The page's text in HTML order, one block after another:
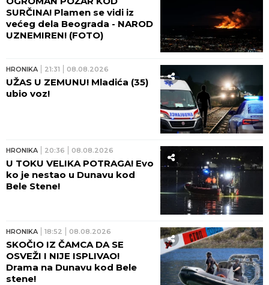
SURČINA! Plamen se vidi iz
većeg dela Beograda - NAROD
UZNEMIREN! (FOTO)
HRONIKA 21:31 08.08.2026
UŽAS U ZEMUNU! Mladića (35)
ubio voz!
HRONIKA 20:36 08.08.2026
U TOKU VELIKA POTRAGA! Evo
ko je nestao u Dunavu kod
Bele Stene!
HRONIKA 18:52 08.08.2026
SKOČIO IZ ČAMCA DA SE
OSVEŽI I NIJE ISPLIVAO!
Drama na Dunavu kod Bele
stene!